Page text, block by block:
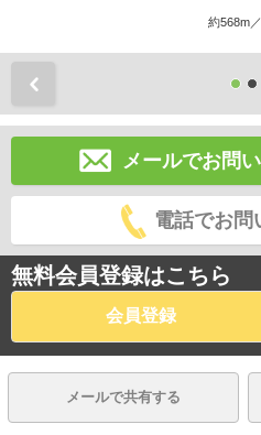
約568m
メールでお問
電話でお問
無料会員登録はこちら
会員登録
メールで共有する